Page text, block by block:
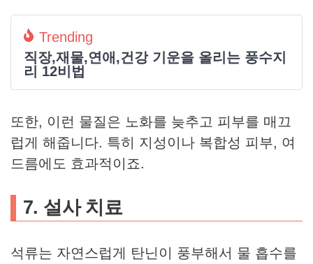
Trending
직장,재물,연애,건강 기운을 올리는 풍수지
리 12비법
또한, 이런 물질은 노화를 늦추고 피부를 매끄
럽게 해줍니다. 특히 지성이나 복합성 피부, 여
드름에도 효과적이죠.
7. 설사 치료
석류는 자연스럽게 탄닌이 풍부해서 물 흡수를